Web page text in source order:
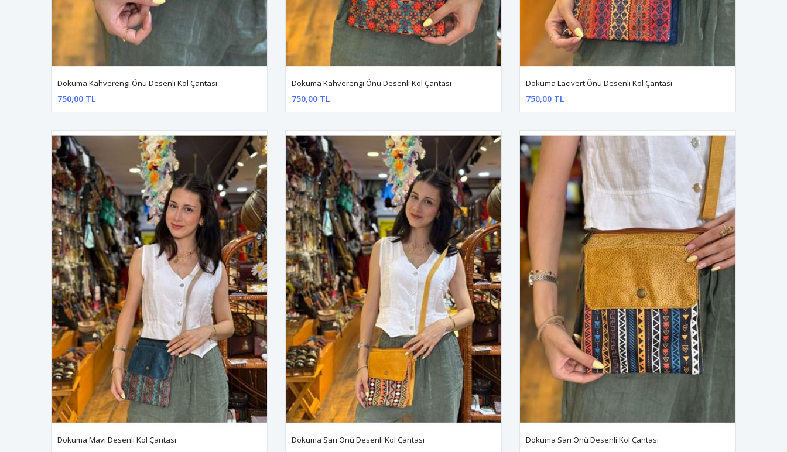
Dokuma Kahverengi Önü Desenli Kol Çantası
750,00 TL
Dokuma Kahverengi Önü Desenli Kol Çantası
750,00 TL
Dokuma Lacivert Önü Desenli Kol Çantası
750,00 TL
Dokuma Mavi Desenli Kol Çantası Dokuma Sarı Önü Desenli Kol Çantası Dokuma Sarı Önü Desenli Kol Çantası